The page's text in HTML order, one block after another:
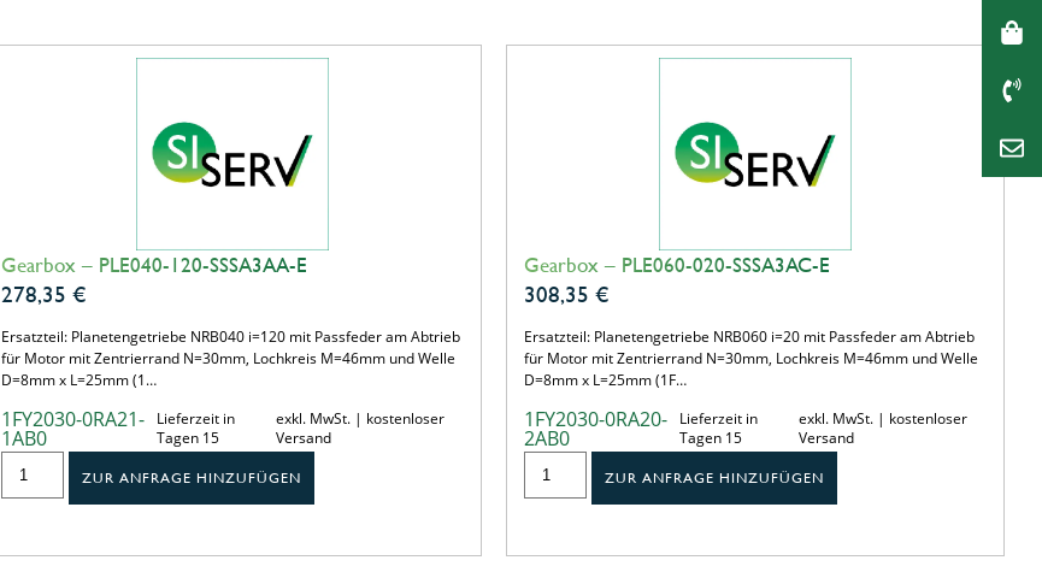
Gearbox – PLE040-120-SSSA3AA-E
278,35 €
Ersatzteil: Planetengetriebe NRB040 i=120 mit Passfeder am Abtrieb
für Motor mit Zentrierrand N=30mm, Lochkreis M=46mm und Welle
D=8mm x L=25mm (1…
1FY2030-0RA21-
1AB0
Lieferzeit in
Tagen 15
exkl. MwSt. | kostenloser
Versand
ZUR ANFRAGE HINZUFÜGEN
Gearbox – PLE060-020-SSSA3AC-E
308,35 €
Ersatzteil: Planetengetriebe NRB060 i=20 mit Passfeder am Abtrieb
für Motor mit Zentrierrand N=30mm, Lochkreis M=46mm und Welle
D=8mm x L=25mm (1F…
1FY2030-0RA20-
2AB0
Lieferzeit in
Tagen 15
exkl. MwSt. | kostenloser
Versand
ZUR ANFRAGE HINZUFÜGEN